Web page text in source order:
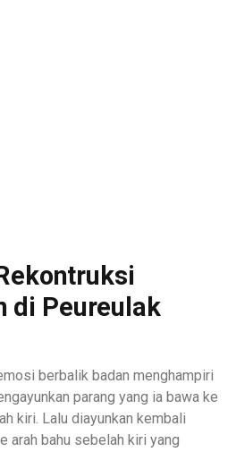
di Peureulak
berbalik badan menghampiri
parang yang ia bawa ke
kiri. Lalu diayunkan kembali
arah bahu sebelah kiri yang